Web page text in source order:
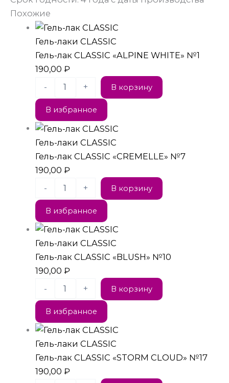
Похожие
Гель-лаки CLASSIC
Гель-лак CLASSIC «ALPINE WHITE» №1
190,00₽
-
+ В корзину
В избранное
Гель-лаки CLASSIC
Гель-лак CLASSIC «CREMELLE» №7
190,00₽
-
+ В корзину
В избранное
Гель-лаки CLASSIC
Гель-лак CLASSIC «BLUSH» №10
190,00₽
-
+ В корзину
В избранное
Гель-лаки CLASSIC
Гель-лак CLASSIC «STORM CLOUD» №17
190,00₽